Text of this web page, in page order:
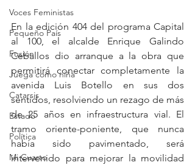
Voces Feministas
Pequeño País
Fusión
Juega como niña
Catarsis
Estado
Política
Mi Cuarto
En la edición 404 del programa Capital
al 100, el alcalde Enrique Galindo
Ceballos dio arranque a la obra que
permitirá conectar completamente la
avenida Luis Botello en sus dos
sentidos, resolviendo un rezago de más
de 25 años en infraestructura vial. El
tramo oriente-poniente, que nunca
había sido pavimentado, será
intervenido para mejorar la movilidad